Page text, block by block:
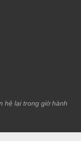
hệ lại trong giờ hành